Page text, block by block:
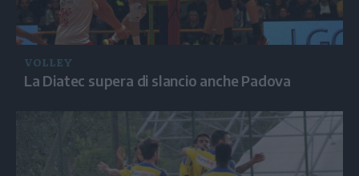
VOLLEY
La Diatec supera di slancio anche Padova